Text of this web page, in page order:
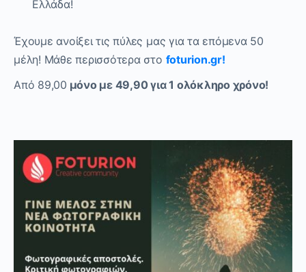
Ελλάδα!
Έχουμε ανοίξει τις πύλες μας για τα επόμενα 50
μέλη! Μάθε περισσότερα στο foturion.gr!
Από 89,00 μόνο με 49,90 για 1 ολόκληρο χρόνο!